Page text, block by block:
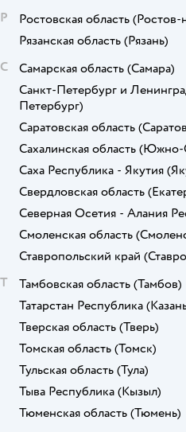
Р
Ростовская область
Рязанская область (Рязань)
С
Самарская область (Самара)
Санкт-Петербург и
Петербург)
Саратовская область
Сахалинская область (Южно-
Саха Республика - Якутия
Свердловская область
Северная Осетия - Алания
Смоленская область
Ставропольский край
Т
Тамбовская область (Тамбов)
Татарстан Республика
Тверская область (Тверь)
Томская область (Томск)
Тульская область (Тула)
Тыва Республика (Кызыл)
Тюменская область (Тюмень)